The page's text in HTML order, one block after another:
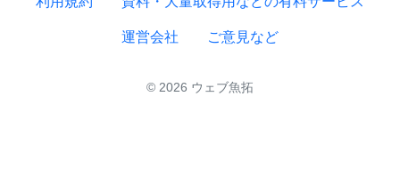
運営会社 ご意見など
© 2026 ウェブ魚拓